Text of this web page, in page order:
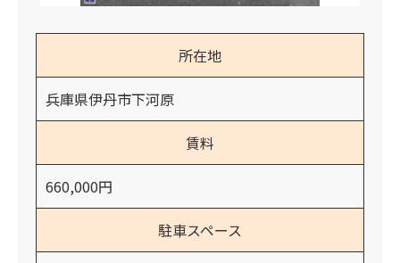
所在地
兵庫県伊丹市下河原
賃料
660,000円
駐車スペース